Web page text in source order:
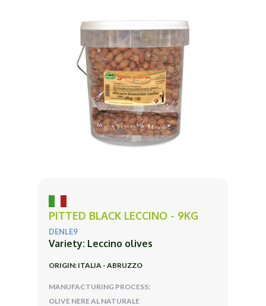
PITTED BLACK LECCINO - 9KG
DENLE9
Variety: Leccino olives
ORIGIN: ITALIA - ABRUZZO
MANUFACTURING PROCESS:
OLIVE NERE AL NATURALE